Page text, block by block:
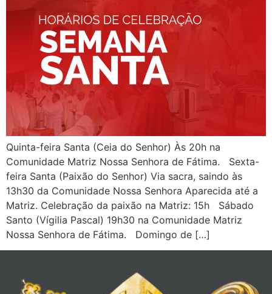
Quinta-feira Santa (Ceia do Senhor) Às 20h na
Comunidade Matriz Nossa Senhora de Fátima. Sexta-
feira Santa (Paixão do Senhor) Via sacra, saindo às
13h30 da Comunidade Nossa Senhora Aparecida até a
Matriz. Celebração da paixão na Matriz: 15h Sábado
Santo (Vígilia Pascal) 19h30 na Comunidade Matriz
Nossa Senhora de Fátima. Domingo de […]